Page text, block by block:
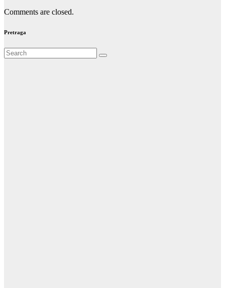
Comments are closed.
Pretraga